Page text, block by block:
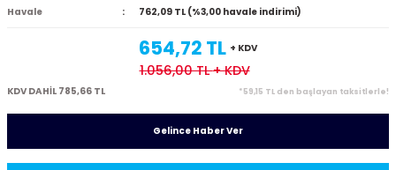
Havale
762,09 TL (%3,00 havale indirimi)
654,72 TL + KDV
1.056,00 TL+ KDV
KDV DAHİL 785,66 TL *59,15 TL den başlayan taksitlerle!
Gelince Haber Ver